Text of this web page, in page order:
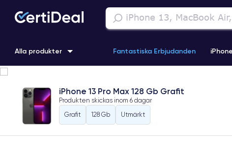
Alla produkter Fantastiska Erbjudanden
iPhone 11 Pro iPhone 15 Pro
iPhone 13 Pro Max 128 Gb Grafit
Produkten skickas inom 6 dagar
Grafit
128 Gb Utmärkt